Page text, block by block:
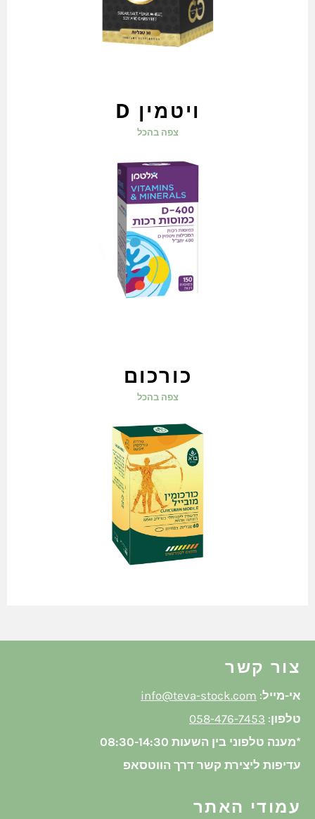
ויטמין D
צפה בהכל
כורכום
צפה בהכל
צור קשר
אי-מייל:
info@teva-stock.com
טלפון:
058-476-7453
*מענה טלפוני בין השעות 08:30-14:30
עדיפות ליצירת קשר דרך הווטסאפ
עמודי האתר